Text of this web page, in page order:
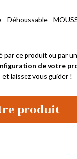
Déhoussable -
par ce produit ou par
de votre
laissez vous guider !
produit